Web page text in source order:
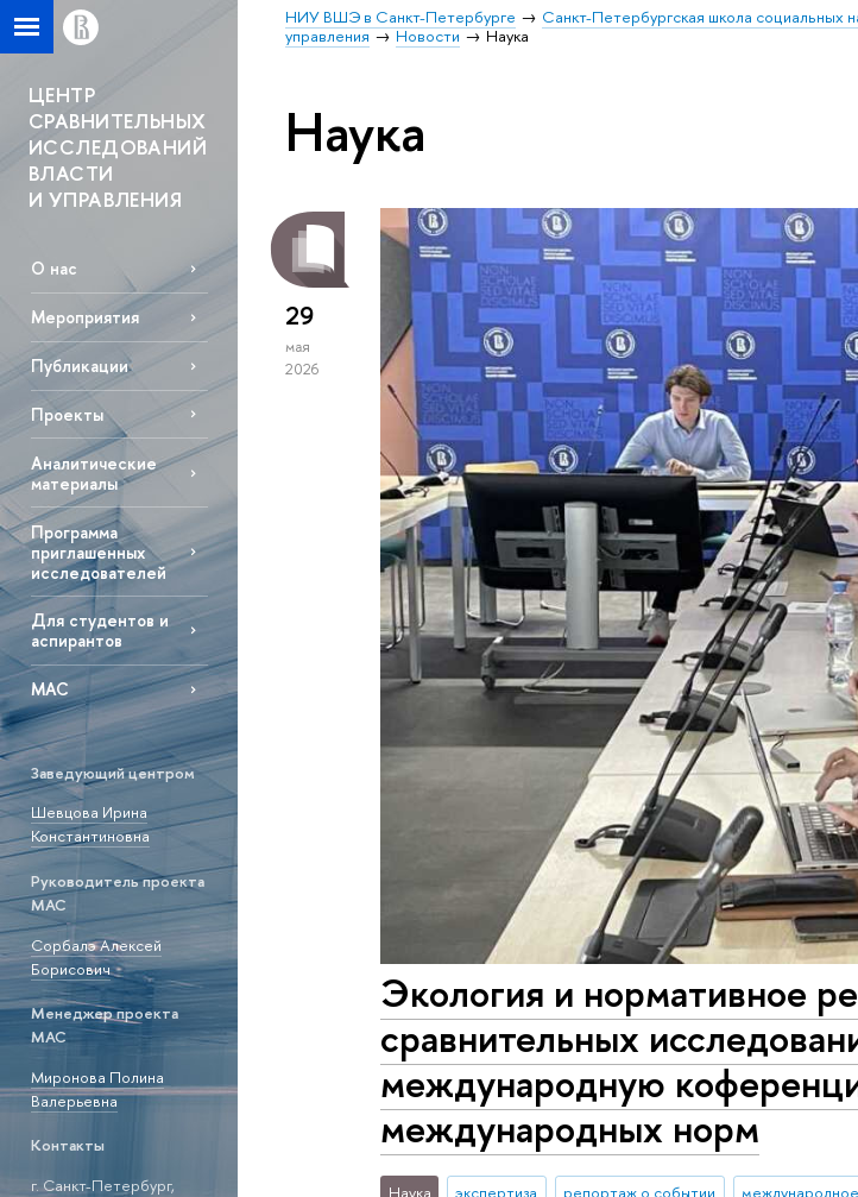
НИУ ВШЭ в Санкт-Петербурге Санкт-Петербургская школа социальных
управления
Новости Наука
ЦЕНТР
СРАВНИТЕЛЬНЫХ
ИССЛЕДОВАНИЙ
ВЛАСТИ
И УПРАВЛЕНИЯ
О нас
Мероприятия
Публикации
Проекты
Аналитические
материалы
Программа
приглашенных
исследователей
Для студентов и
аспирантов
МАС
Заведующий центром
Шевцова Ирина
Константиновна
Руководитель проекта
МАС
Сорбалэ Алексей
Борисович
Менеджер проекта
МАС
Миронова Полина
Валерьевна
Контакты
г. Санкт-Петербург,
Наука
29
мая
2026
Экология и нормативное
сравнительных
международную
международных норм
Наука экспертиза репортаж о событии